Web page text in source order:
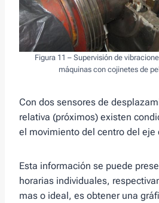
Figura 11 – Supervisión de
máquinas con cojinetes de
Con dos sensores de
relativa (próximos) existen
el movimiento del centro del eje
Esta información se puede
horarias individuales,
mas o ideal, es obtener una